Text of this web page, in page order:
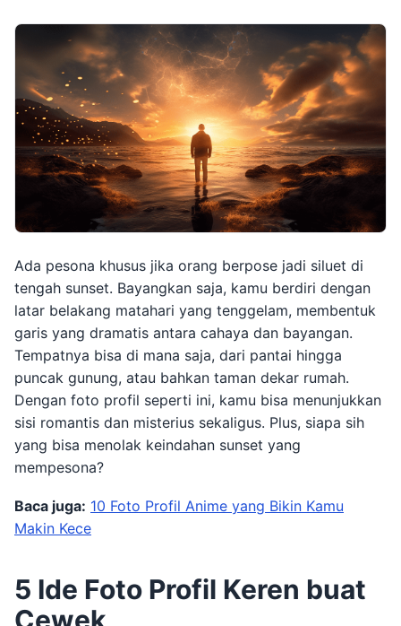
Ada pesona khusus jika orang berpose jadi siluet di
tengah sunset. Bayangkan saja, kamu berdiri dengan
latar belakang matahari yang tenggelam, membentuk
garis yang dramatis antara cahaya dan bayangan.
Tempatnya bisa di mana saja, dari pantai hingga
puncak gunung, atau bahkan taman dekar rumah.
Dengan foto profil seperti ini, kamu bisa menunjukkan
sisi romantis dan misterius sekaligus. Plus, siapa sih
yang bisa menolak keindahan sunset yang
mempesona?
Baca juga: 10 Foto Profil Anime yang Bikin Kamu
Makin Kece
5 Ide Foto Profil Keren buat
Cewek